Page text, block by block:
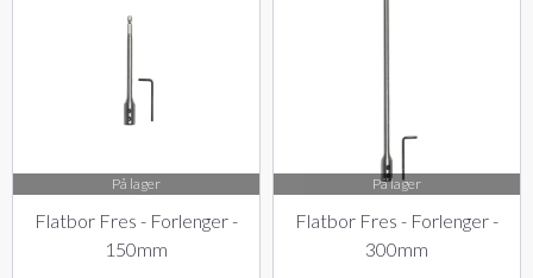
På lager
Flatbor Fres - Forlenger -
150mm
På lager
Flatbor Fres - Forlenger -
300mm